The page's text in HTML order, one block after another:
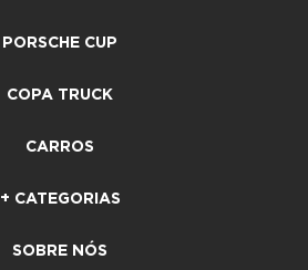
PORSCHE CUP
COPA TRUCK
CARROS
+ CATEGORIAS
SOBRE NÓS